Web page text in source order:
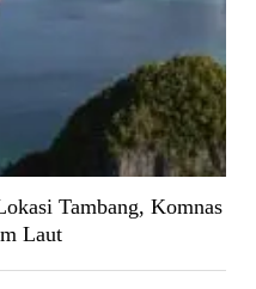
Tambang, Komnas
Laut